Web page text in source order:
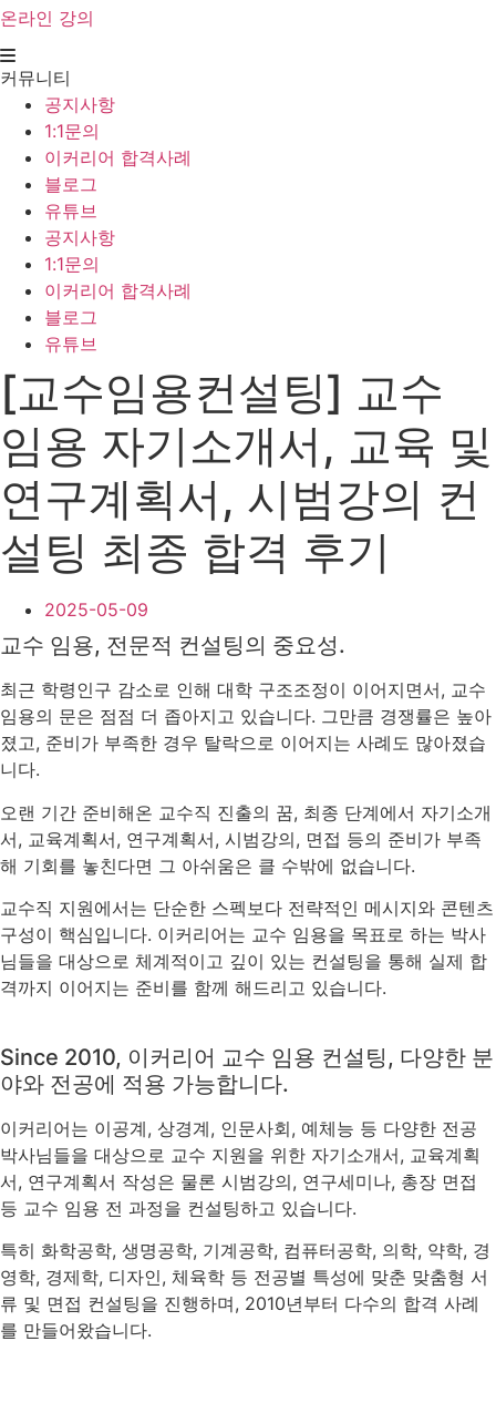
온라인 강의
커뮤니티
공지사항
1:1문의
이커리어 합격사례
블로그
유튜브
공지사항
1:1문의
이커리어 합격사례
블로그
유튜브
[교수임용컨설팅] 교수
임용 자기소개서, 교육 및
연구계획서, 시범강의 컨
설팅 최종 합격 후기
2025-05-09
교수 임용, 전문적 컨설팅의 중요성.
최근 학령인구 감소로 인해 대학 구조조정이 이어지면서, 교수
임용의 문은 점점 더 좁아지고 있습니다. 그만큼 경쟁률은 높아
졌고, 준비가 부족한 경우 탈락으로 이어지는 사례도 많아졌습
니다.
오랜 기간 준비해온 교수직 진출의 꿈, 최종 단계에서 자기소개
서, 교육계획서, 연구계획서, 시범강의, 면접 등의 준비가 부족
해 기회를 놓친다면 그 아쉬움은 클 수밖에 없습니다.
교수직 지원에서는 단순한 스펙보다 전략적인 메시지와 콘텐츠
구성이 핵심입니다. 이커리어는 교수 임용을 목표로 하는 박사
님들을 대상으로 체계적이고 깊이 있는 컨설팅을 통해 실제 합
격까지 이어지는 준비를 함께 해드리고 있습니다.
Since 2010, 이커리어 교수 임용 컨설팅, 다양한 분
야와 전공에 적용 가능합니다.
이커리어는 이공계, 상경계, 인문사회, 예체능 등 다양한 전공
박사님들을 대상으로 교수 지원을 위한 자기소개서, 교육계획
서, 연구계획서 작성은 물론 시범강의, 연구세미나, 총장 면접
등 교수 임용 전 과정을 컨설팅하고 있습니다.
특히 화학공학, 생명공학, 기계공학, 컴퓨터공학, 의학, 약학, 경
영학, 경제학, 디자인, 체육학 등 전공별 특성에 맞춘 맞춤형 서
류 및 면접 컨설팅을 진행하며, 2010년부터 다수의 합격 사례
를 만들어왔습니다.